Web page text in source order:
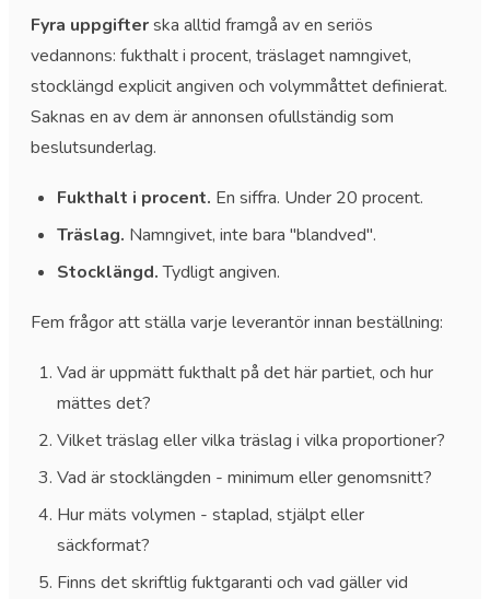
Fyra uppgifterska alltid framgå av en seriös
vedannons: fukthalt i procent, träslaget namngivet,
stocklängd explicit angiven och volymmåttet definierat.
Saknas en av dem är annonsen ofullständig som
beslutsunderlag.
Fukthalt i procent. En siffra. Under 20 procent.
Träslag. Namngivet, inte bara "blandved".
Stocklängd.Tydligt angiven.
Fem frågor att ställa varje leverantör innan beställning:
Vad är uppmätt fukthalt på det här partiet, och hur
mättes det?
Vilket träslag eller vilka träslag i vilka proportioner?
Vad är stocklängden - minimum eller genomsnitt?
Hur mäts volymen - staplad, stjälpt eller
säckformat?
Finns det skriftlig fuktgaranti och vad gäller vid